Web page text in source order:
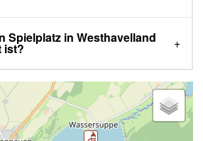
Spielplatz in Westhavelland
ist?